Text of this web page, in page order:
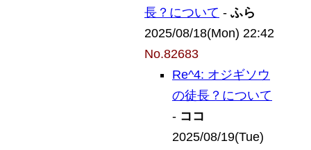
長？について - ふら
2025/08/18(Mon) 22:42
No.82683
Re^4: オジギソウ
の徒長？について
- ココ
2025/08/19(Tue)